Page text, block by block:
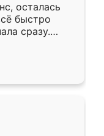
осталась
быстро
сразу.
подошёл к
Собрали
даже